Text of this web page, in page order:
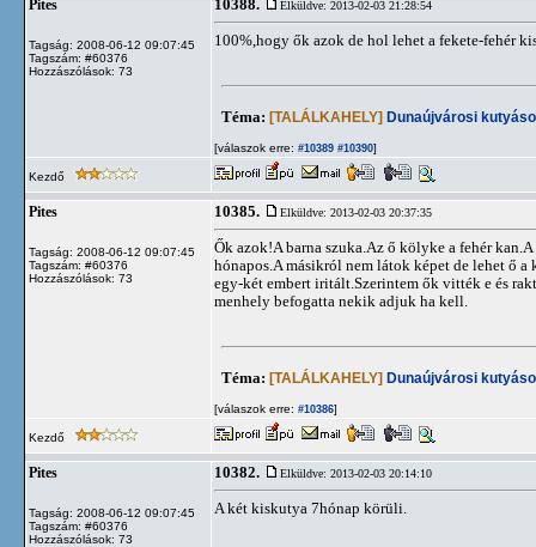
Pites
Tagság: 2008-06-12 09:07:45
Tagszám: #60376
Hozzászólások: 73
10388. Elküldve: 2013-02-03 21:28:54
100%,hogy ők azok de hol lehet a fekete-fehér
Téma: [TALÁLKAHELY] Dunaújvárosi
[válaszok erre: #10389 #10390]
Kezdő
Pites
Tagság: 2008-06-12 09:07:45
Tagszám: #60376
Hozzászólások: 73
10385. Elküldve: 2013-02-03 20:37:35
Ők azok!A barna szuka.Az ő kölyke a fehér
hónapos.A másikról nem látok képet de lehet ő
egy-két embert iritált.Szerintem ők vitték e és
menhely befogatta nekik adjuk ha kell.
Téma: [TALÁLKAHELY] Dunaújvárosi
[válaszok erre: #10386]
Kezdő
Pites
Tagság: 2008-06-12 09:07:45
Tagszám: #60376
Hozzászólások: 73
10382. Elküldve: 2013-02-03 20:14:10
A két kiskutya 7hónap körüli.